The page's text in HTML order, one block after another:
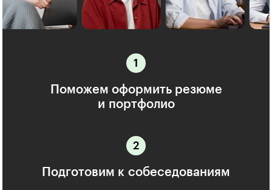
Поможем оформить резюме
и портфолио
Подготовим к собеседованиям